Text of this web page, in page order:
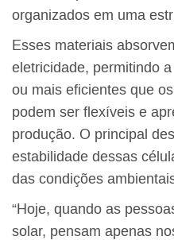
organizados em uma
Esses materiais
eletricidade, permitindo
ou mais eficientes que
podem ser flexíveis e
produção. O principal
estabilidade dessas
das condições
“Hoje, quando as
solar, pensam apenas